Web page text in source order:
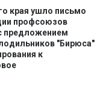
края ушло письмо
профсоюзов
предложением
"Бирюса"
к